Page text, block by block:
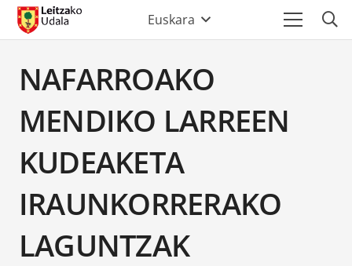
Euskara
NAFARROAKO
MENDIKO LARREEN
KUDEAKETA
IRAUNKORRERAKO
LAGUNTZAK